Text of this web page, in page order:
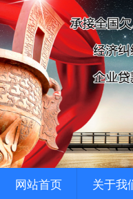
网站首页 关于我